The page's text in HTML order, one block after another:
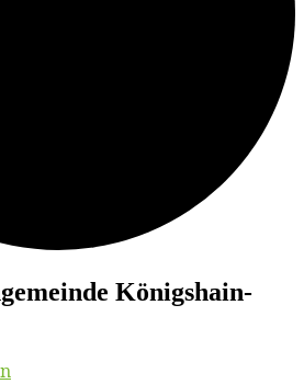
Königshain-